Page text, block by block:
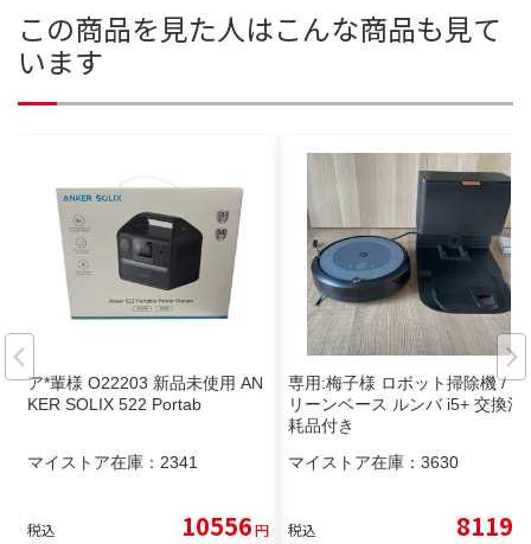
この商品を見た人はこんな商品も見て
います
ア*輩様 O22203 新品未使用 AN
KER SOLIX 522 Portab
マイストア在庫： 2341
税込 10556円
専用:梅子様 ロボット掃除機 / ク
リーンベース ルンバ i5+ 交換消
耗品付き
マイストア在庫： 3630
税込 8119